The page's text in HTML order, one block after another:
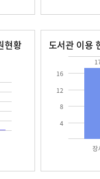
현황 도서관 이용
4
8
12
16
장